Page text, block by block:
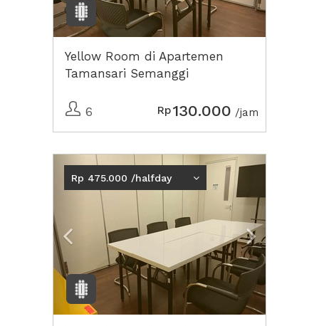
Yellow Room di Apartemen
Tamansari Semanggi
6 Rp130.000 /jam
Previous Next2
Rp 475.000 /halfday